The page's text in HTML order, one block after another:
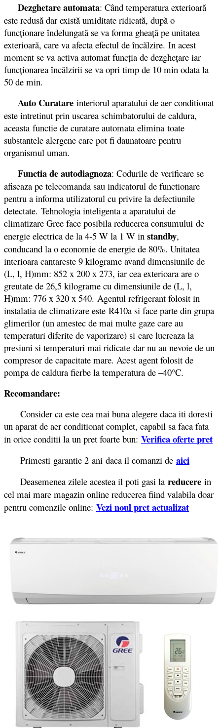
Dezghetare automata: Când temperatura exterioară
este redusă dar există umiditate ridicată, după o
funcţionare îndelungată se va forma gheaţă pe unitatea
exterioară, care va afecta efectul de încălzire. In acest
moment se va activa automat funcţia de dezgheţare iar
funcţionarea încălzirii se va opri timp de 10 min odata la
50 de min.
Auto Curatare interiorul aparatului de aer conditionat
este intretinut prin uscarea schimbatorului de caldura,
aceasta functie de curatare automata elimina toate
substantele alergene care pot fi daunatoare pentru
organismul uman.
Functia de autodiagnoza: Codurile de verificare se
afiseaza pe telecomanda sau indicatorul de functionare
pentru a informa utilizatorul cu privire la defectiunile
detectate. Tehnologia inteligenta a aparatului de
climatizare Gree face posibila reducerea consumului de
energie electrica de la 4-5 W la 1 W in standby,
conducand la o economie de energie de 80%. Unitatea
interioara cantareste 9 kilograme avand dimensiunile de
(L, l, H)mm: 852 x 200 x 273, iar cea exterioara are o
greutate de 26,5 kilograme cu dimensiunile de (L, l,
H)mm: 776 x 320 x 540. Agentul refrigerant folosit in
instalatia de climatizare este R410a si face parte din grupa
glimerilor (un amestec de mai multe gaze care au
temperaturi diferite de vaporizare) si care lucreaza la
presiuni si temperaturi mai ridicate dar nu au nevoie de un
compresor de capacitate mare. Acest agent folosit de
pompa de caldura fierbe la temperatura de –40°C.
Recomandare:
Consider ca este cea mai buna alegere daca iti doresti
un aparat de aer conditionat complet, capabil sa faca fata
in orice conditii la un pret foarte bun: Verifica ofertepret
Primesti garantie 2 ani daca il comanzi de aici
Deasemenea zilele acestea il poti gasi la reducere in
cel mai mare magazin online reducerea fiind valabila doar
pentru comenzile online: Vezi noul pret actualizat